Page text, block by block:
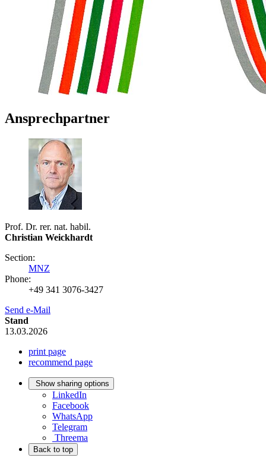
Ansprechpartner
Prof. Dr. rer. nat. habil.
Christian Weickhardt
Section:
MNZ
Phone:
+49 341 3076-3427
Send e-Mail
Stand
13.03.2026
print page
recommend page
Show sharing options
LinkedIn
Facebook
WhatsApp
Telegram
Threema
Back to top